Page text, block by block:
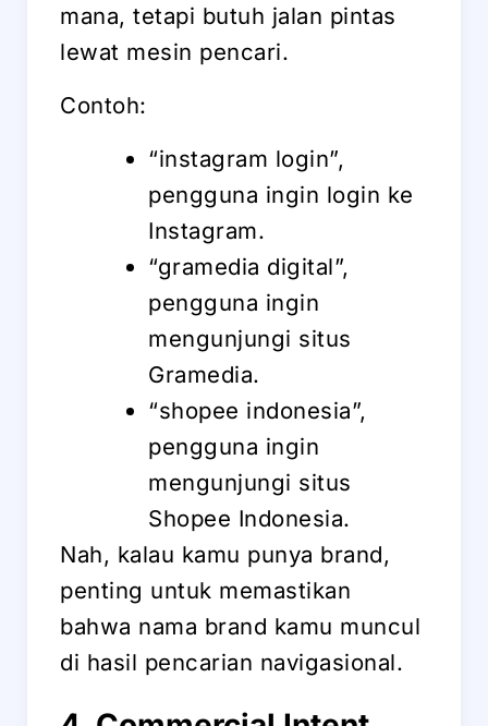
mana, tetapi butuh jalan pintas
lewat mesin pencari.
Contoh:
“instagram login”,
pengguna ingin login ke
Instagram.
“gramedia digital”,
pengguna ingin
mengunjungi situs
Gramedia.
“shopee indonesia”,
pengguna ingin
mengunjungi situs
Shopee Indonesia.
Nah, kalau kamu punya brand,
penting untuk memastikan
bahwa nama brand kamu muncul
di hasil pencarian navigasional.